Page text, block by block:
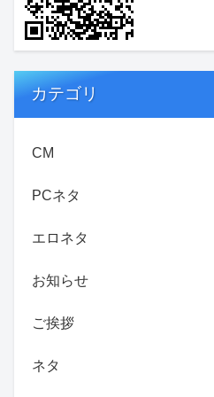
カテゴリ
CM
PCネタ
エロネタ
お知らせ
ご挨拶
ネタ